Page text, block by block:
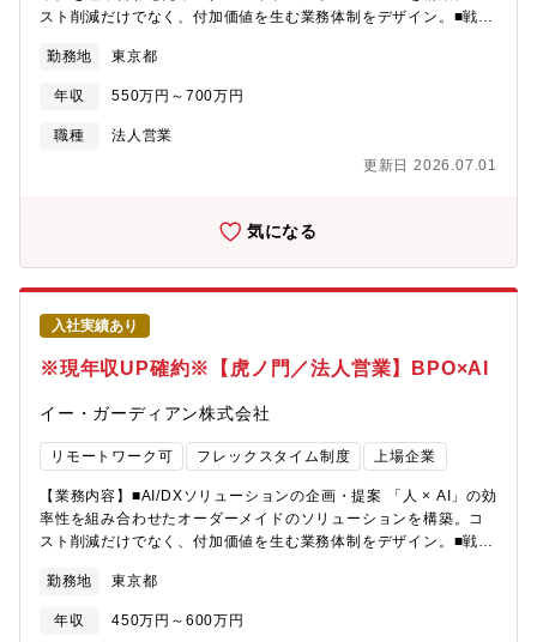
な管理職スキルが身につきます。・先輩やマネージャーが近くで
フォローする体制があるため、意欲があれば未経験からでも一歩
ずつ確実なキャリアアップが可能です。【2】外資系大手プロジェ
クライアントのプロジェクトを支えるため、最先端のトレンドや
応えを感じられます。【3】グローバルな環境で、ビジネス英語の
実務経験・直接のタフな英語折衝はバイリンガル人材がメインで
であれば、さらに活躍の幅を広げられる環境です。
スト削減だけでなく、付加価値を生む業務体制をデザイン。■戦略
づき、継続的な業務改善（PDCA）や新たなDX施策を提案し、顧
客の事業成長にコミット■顧客の経営課題・セキュリティ課題の発
掘のためのマーケットや顧客ニーズの把握と分析■サービスの安定
運用、改善・強化に向けたオペレーション部門との連携・協働、
に対し、当社BPOサービスを用いた業務設計・提案・運用フォロ
が増えていきます。＜ 得られる「3つの価値」＞①課題解決の
「深さ」 顧客の「人手が足りない」という声の裏にある、本質的
な経営課題に踏み込みます。単なるリソース提供に留まらず、課
題を抽出～仕組みの再設計まで、課題を根幹から解決することが
可能です。②提案の「幅広さ」当社はAI化や自動化の取り組みが
急速に進んでおり、営業もAIを前提にした提案が必須。「AIでど
こを自動化できるか・人が介在すべき部分はどこか」を一緒に設
計でき、市場価値の高いスキルを自然に獲得できます。③社会へ
の「影響力」 誹謗中傷やフェイクニュースといったネット上のリ
スクから人々を守り、企業のブランド価値を向上させます。自ら
の提案が「ネットの安心・安全」という社会インフラを日々支え
て社会貢献性の高さが大きなやりがいです。【募集背景】SNS・
ネット監視サービスで国内トップシェアクラスを誇る同社。伸長
見込みのサイバーセキュリティ領域で、東証プライム上場グルー
プとして第二創業期に突入、チーム拡大に伴う募集となります。
技術を核としたソリューションを市場に浸透させる営業戦略の立
のアップデート・AI/DX活用が加速する中で、将来リーダーを任せ
勤務地 東京都
年収 550万円～700万円
職種
法人営業
更新日 2026.07.01
気になる
入社実績あり
※現年収UP確約※【虎ノ門／法人営業】BPO×AI
イー・ガーディアン株式会社
リモートワーク可 フレックスタイム制度 上場企業
【業務内容】■AI/DXソリューションの企画・提案 「人 × AI」の効
率性を組み合わせたオーダーメイドのソリューションを構築。コ
スト削減だけでなく、付加価値を生む業務体制をデザイン。■戦略
づき、継続的な業務改善（PDCA）や新たなDX施策を提案し、顧
客の事業成長にコミット■顧客の経営課題・セキュリティ課題の発
掘のためのマーケットや顧客ニーズの把握と分析■サービスの安定
勤務地 東京都
年収 450万円～600万円